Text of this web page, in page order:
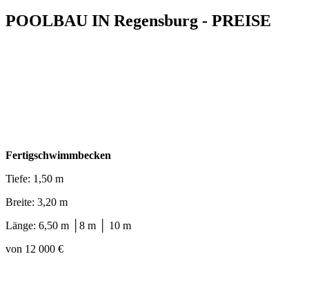
POOLBAU IN Regensburg - PREISE
Fertigschwimmbecken
Tiefe: 1,50 m
Breite: 3,20 m
Länge: 6,50 m │8 m │ 10 m
von 12 000 €